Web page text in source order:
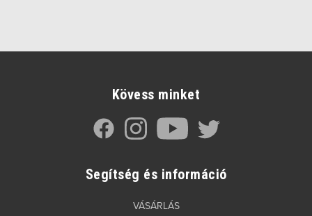
Kövess minket
Segítség és információ
VÁSÁRLÁS